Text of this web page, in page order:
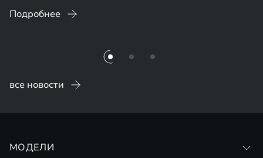
Подробнее
все новости
МОДЕЛИ